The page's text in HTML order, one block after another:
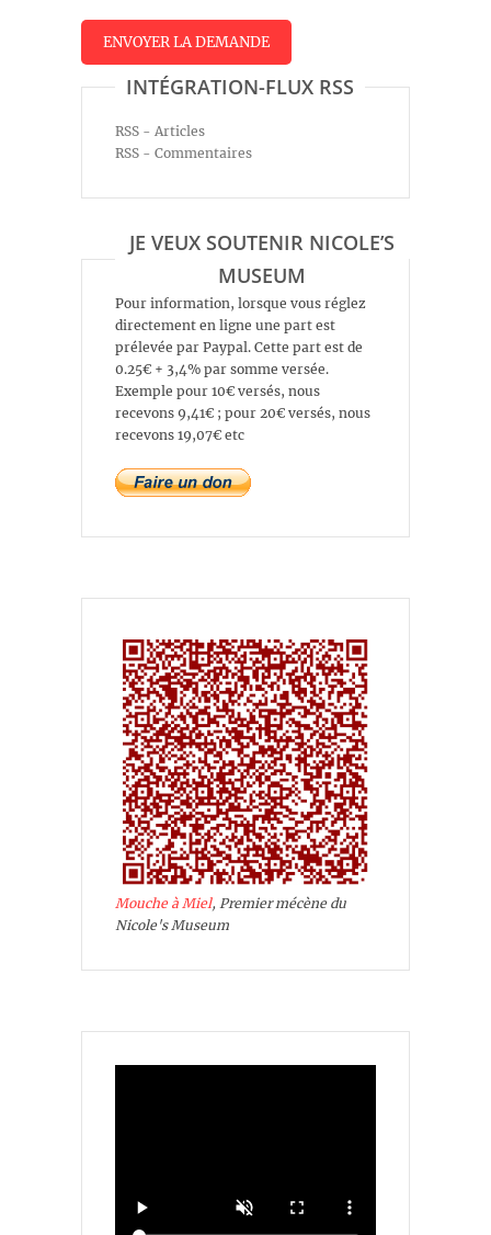
INTÉGRATION-FLUX RSS
RSS - Articles
RSS - Commentaires
JE VEUX SOUTENIR NICOLE’S
MUSEUM
Pour information, lorsque vous réglez
directement en ligne une part est
prélevée par Paypal. Cette part est de
0.25€ + 3,4% par somme versée.
Exemple pour 10€ versés, nous
recevons 9,41€ ; pour 20€ versés, nous
recevons 19,07€ etc
Mouche à Miel, Premier mécène du
Nicole's Museum